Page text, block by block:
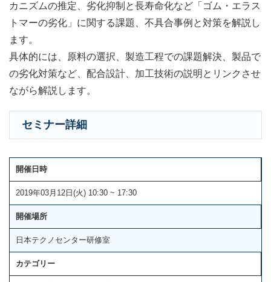
カニズムの推定、劣化抑制と長寿命化など「ゴム・エラス
トマーの劣化」に関する課題、不具合事例と対策を解説し
ます。
具体的には、原料の選択、製造工程での課題解決、製品で
の劣化対策など、配合設計、加工技術の説明とリンクさせ
ながら解説します。
セミナー詳細
開催日時
2019年03月12日(火) 10:30 ~ 17:30
開催場所
日本テクノセンター研修室
カテゴリー